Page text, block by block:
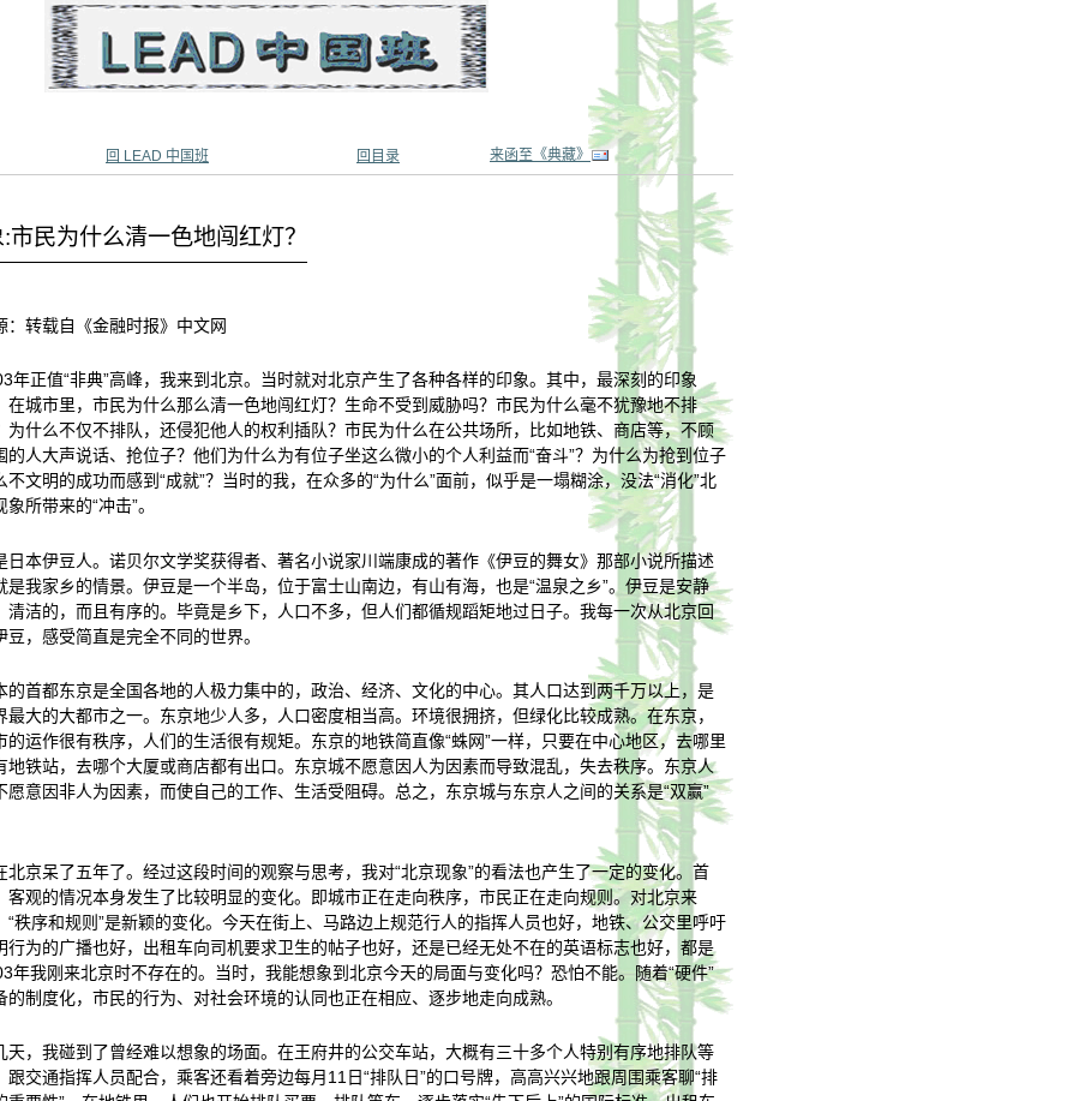
回 LEAD 中国班 回目录 来函至《典藏》
民为什么清一色地闯红灯？
：转载自《金融时报》中文网
年正值“非典”高峰，我来到北京。当时就对北京产生了各种各样的印象。其中，最深刻的印象
在城市里，市民为什么那么清一色地闯红灯？生命不受到威胁吗？市民为什么毫不犹豫地不排
为什么不仅不排队，还侵犯他人的权利插队？市民为什么在公共场所，比如地铁、商店等，不顾
的人大声说话、抢位子？他们为什么为有位子坐这么微小的个人利益而“奋斗”？为什么为抢到位子
不文明的成功而感到“成就”？当时的我，在众多的“为什么”面前，似乎是一塌糊涂，没法“消化”北
象所带来的“冲击”。
日本伊豆人。诺贝尔文学奖获得者、著名小说家川端康成的著作《伊豆的舞女》那部小说所描述
是我家乡的情景。伊豆是一个半岛，位于富士山南边，有山有海，也是“温泉之乡”。伊豆是安静
清洁的，而且有序的。毕竟是乡下，人口不多，但人们都循规蹈矩地过日子。我每一次从北京回
豆，感受简直是完全不同的世界。
的首都东京是全国各地的人极力集中的，政治、经济、文化的中心。其人口达到两千万以上，是
最大的大都市之一。东京地少人多，人口密度相当高。环境很拥挤，但绿化比较成熟。在东京，
的运作很有秩序，人们的生活很有规矩。东京的地铁简直像“蛛网”一样，只要在中心地区，去哪里
地铁站，去哪个大厦或商店都有出口。东京城不愿意因人为因素而导致混乱，失去秩序。东京人
愿意因非人为因素，而使自己的工作、生活受阻碍。总之，东京城与东京人之间的关系是“双赢”
北京呆了五年了。经过这段时间的观察与思考，我对“北京现象”的看法也产生了一定的变化。首
客观的情况本身发生了比较明显的变化。即城市正在走向秩序，市民正在走向规则。对北京来
“秩序和规则”是新颖的变化。今天在街上、马路边上规范行人的指挥人员也好，地铁、公交里呼吁
行为的广播也好，出租车向司机要求卫生的帖子也好，还是已经无处不在的英语标志也好，都是
年我刚来北京时不存在的。当时，我能想象到北京今天的局面与变化吗？恐怕不能。随着“硬件”
的制度化，市民的行为、对社会环境的认同也正在相应、逐步地走向成熟。
天，我碰到了曾经难以想象的场面。在王府井的公交车站，大概有三十多个人特别有序地排队等
跟交通指挥人员配合，乘客还看着旁边每月11日“排队日”的口号牌，高高兴兴地跟周围乘客聊“排